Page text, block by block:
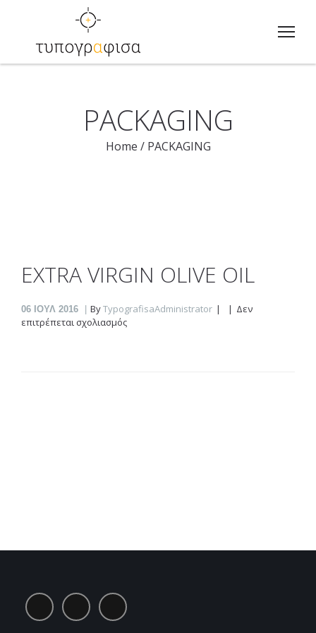
PACKAGING
Home /PACKAGING
EXTRA VIRGIN OLIVE OIL
06 ΙΟΎΛ 2016 ByTypografisaAdministrator
Δεν
επιτρέπεται σχολιασμόςστο